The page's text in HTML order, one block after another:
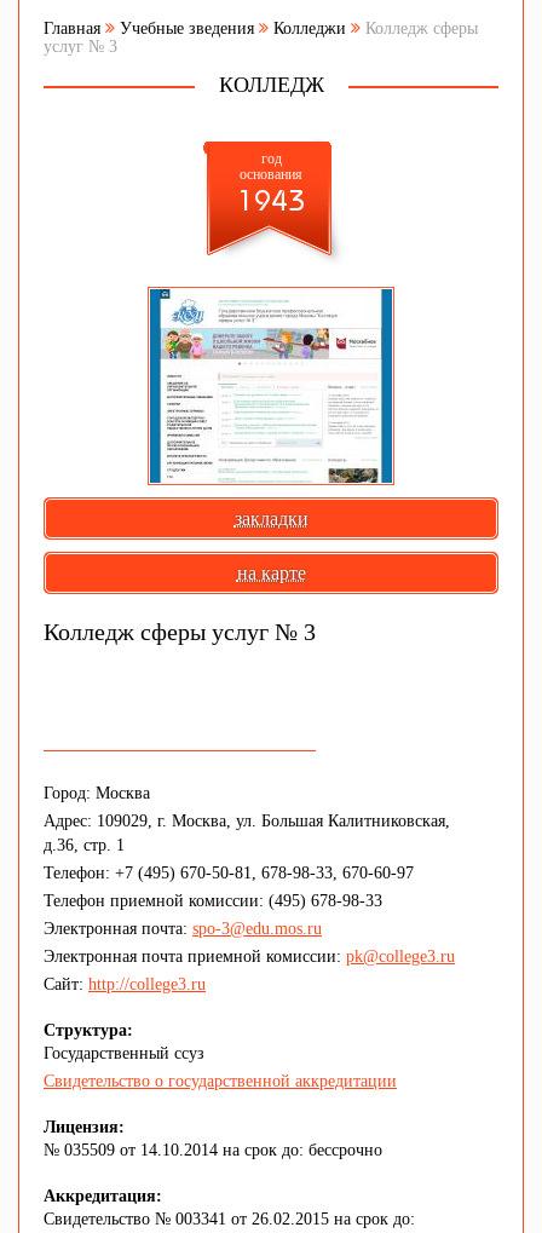
Главная Учебные зведения Колледжи
Колледж сферы
услуг № 3
КОЛЛЕДЖ
год
основания
1943
закладки
на карте
Колледж сферы услуг № 3
Город: Москва
Адрес: 109029, г. Москва, ул. Большая Калитниковская,
д.36, стр. 1
Телефон: +7 (495) 670-50-81, 678-98-33, 670-60-97
Телефон приемной комиссии: (495) 678-98-33
Электронная почта: spo-3@edu.mos.ru
Электронная почта приемной комиссии: pk@college3.ru
Сайт: http://college3.ru
Структура:
Государственный ссуз
Свидетельство о государственной аккредитации
Лицензия:
№ 035509 от 14.10.2014 на срок до: бессрочно
Аккредитация:
Свидетельство № 003341 от 26.02.2015 на срок до: